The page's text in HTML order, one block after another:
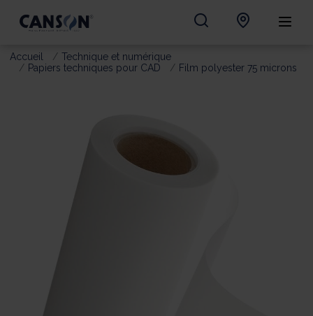
Accueil
Technique et numérique
Papiers techniques pour CAD
Film polyester 75 microns